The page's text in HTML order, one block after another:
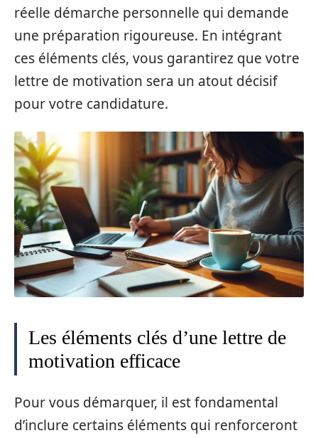
réelle démarche personnelle qui demande
une préparation rigoureuse. En intégrant
ces éléments clés, vous garantirez que votre
lettre de motivation sera un atout décisif
pour votre candidature.
Les éléments clés d’une lettre de
motivation efficace
Pour vous démarquer, il est fondamental
d’inclure certains éléments qui renforceront